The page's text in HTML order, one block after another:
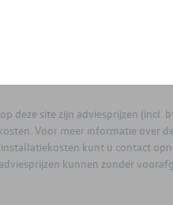
deze site zijn adviesprijzen (incl.
Voor meer informatie over
kunt u contact
kunnen zonder